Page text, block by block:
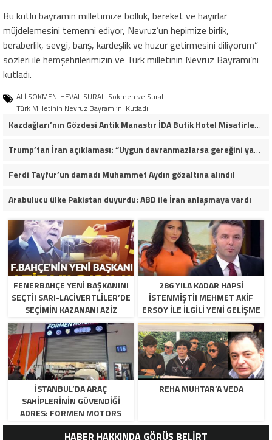
Bu kutlu bayramın milletimize bolluk, bereket ve hayırlar
müjdelemesini temenni ediyor, Nevruz’un hepimize birlik,
beraberlik, sevgi, barış, kardeşlik ve huzur getirmesini diliyorum”
sözleri ile hemşehrilerimizin ve Türk milletinin Nevruz Bayramı’nı
kutladı.
ALİ SÖKMEN HEVAL SURAL Sökmen ve Sural
Türk Milletinin Nevruz Bayramı’nı Kutladı
Kazdağları’nın Gözdesi Antik Manastır İDA Butik Hotel Misafirlerinden Tam Not Alıyor
Trump’tan İran açıklaması: “Uygun davranmazlarsa gereğini yaparım”
Ferdi Tayfur’un damadı Muhammet Aydın gözaltına alındı!
Arabulucu ülke Pakistan duyurdu: ABD ile İran anlaşmaya vardı
FENERBAHÇE YENI BAŞKANINI
SEÇTI! SARI-LACIVERTLILER’DE
SEÇIMIN KAZANANI AZIZ
YILDIRIM OLDU
286 YILA KADAR HAPSI
ISTENMIŞTI! MEHMET AKIF
ERSOY ILE ILGILI YENI GELIŞME
İSTANBUL’DA ARAÇ
SAHIPLERININ GÜVENDIĞI
ADRES: FORMEN MOTORS
REHA MUHTAR’A VEDA
HABER HAKKINDA GÖRÜŞ BELİRT